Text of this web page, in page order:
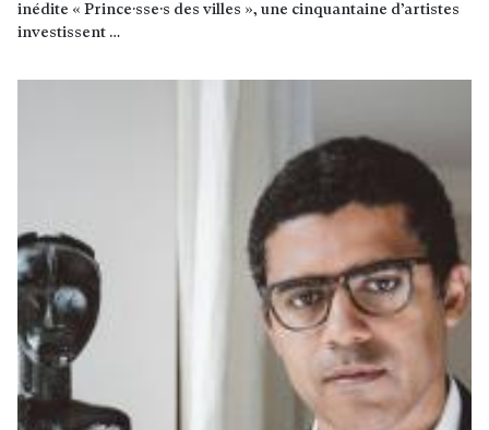
inédite « Prince·sse·s des villes », une cinquantaine d’artistes
investissent …